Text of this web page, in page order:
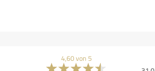
4,60 von 5